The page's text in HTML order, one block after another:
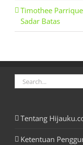
Timothee
Sadar Batas
Search
for:
Tentang
Ketentuan